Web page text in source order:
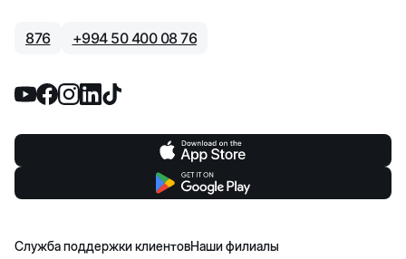
876 +994 50 400 08 76
Служба поддержки клиентовНаши филиалы